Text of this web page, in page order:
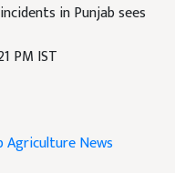
in Punjab sees
PM IST
Agriculture News